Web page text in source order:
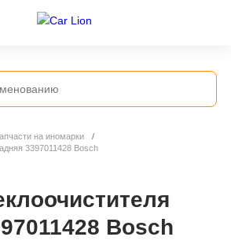
на иномарки
3397011428 Bosch
Bosch